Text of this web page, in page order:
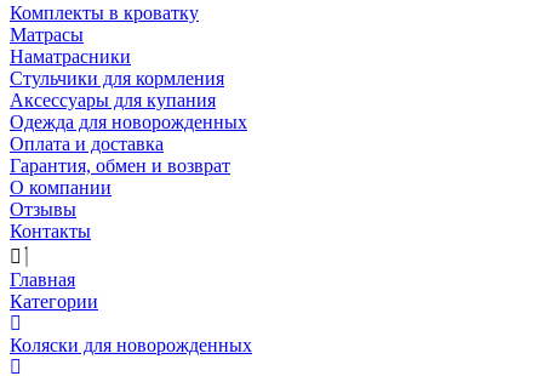
Комплекты в кроватку
Матрасы
Наматрасники
Стульчики для кормления
Аксессуары для купания
Одежда для новорожденных
Оплата и доставка
Гарантия, обмен и возврат
О компании
Отзывы
Контакты
Главная
Категории
Коляски для новорожденных